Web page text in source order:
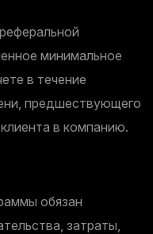
минимальное
в течение
предшествующего
в компанию.
обязан
затраты,